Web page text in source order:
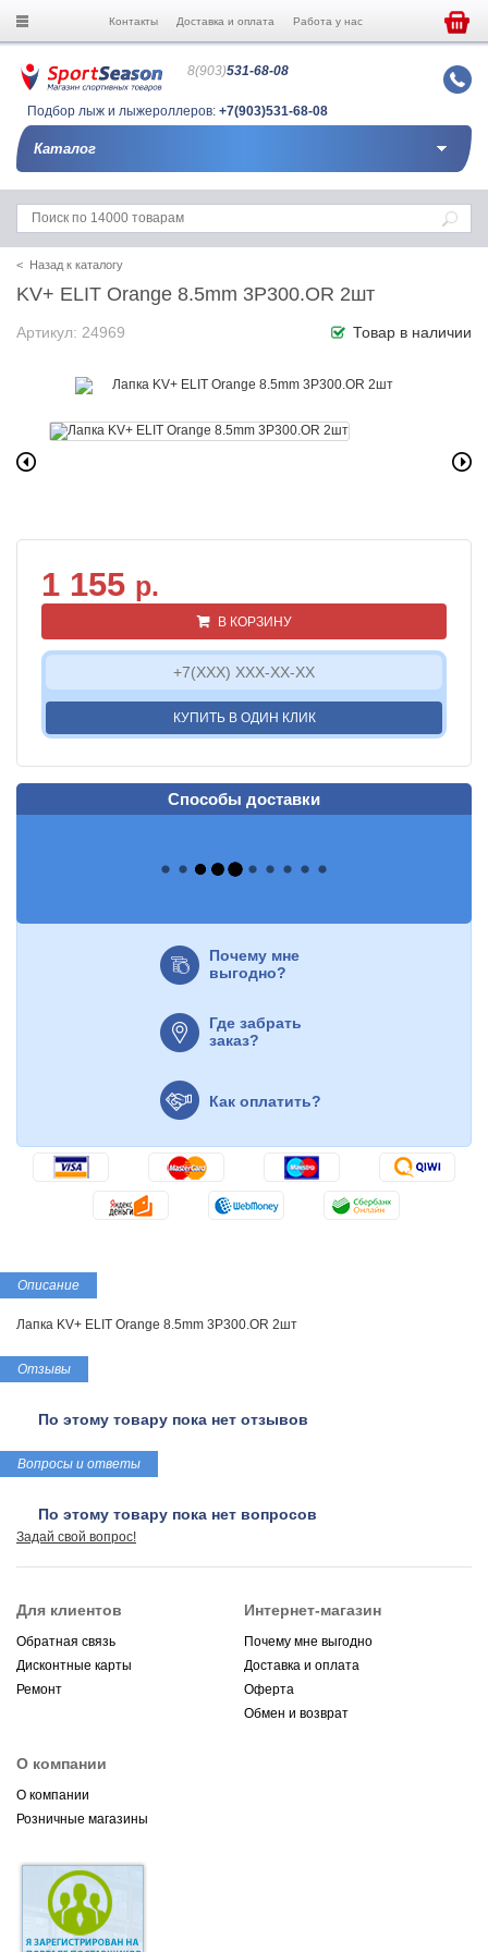
Контакты Доставка и оплата Работа у нас
8(903)531-68-08
Подбор лыж и лыжероллеров: +7(903)531-68-08
Каталог
< Назад к каталогу
KV+ ELIT Orange 8.5mm 3P300.OR 2шт
Артикул: 24969 Товар в наличии
1 155 р.
В КОРЗИНУ
КУПИТЬ В ОДИН КЛИК
Способы доставки
Почему мне
выгодно?
Где забрать
заказ?
Как оплатить?
Описание
Лапка KV+ ELIT Orange 8.5mm 3P300.OR 2шт
Отзывы
По этому товару пока нет отзывов
Вопросы и ответы
По этому товару пока нет вопросов
Задай свой вопрос!
Для клиентов
Обратная связь
Дисконтные карты
Ремонт
Интернет-магазин
Почему мне выгодно
Доставка и оплата
Оферта
Обмен и возврат
О компании
О компании
Розничные магазины